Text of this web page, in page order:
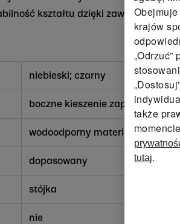
kształtu dzięki zawartości
niebieski; czarny
boczne kieszenie zapinane na
wodoodporny materiał wierzchni
dopasowany
stójka
nie
krajów
także
tutaj.